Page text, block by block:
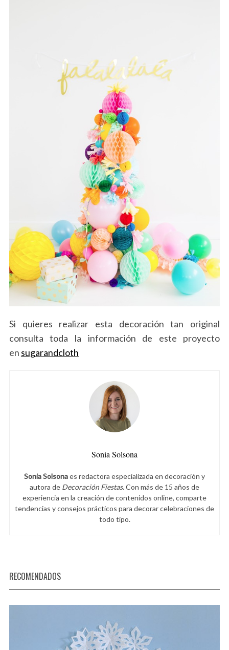
Si quieres realizar esta decoración tan original
consulta toda la información de este proyecto
en sugarandcloth
Sonia Solsona
Sonia Solsonaes redactora especializada en decoración y
autora de Decoración Fiestas. Con más de 15 años de
experiencia en la creación de contenidos online, comparte
tendencias y consejos prácticos para decorar celebraciones de
todo tipo.
RECOMENDADOS